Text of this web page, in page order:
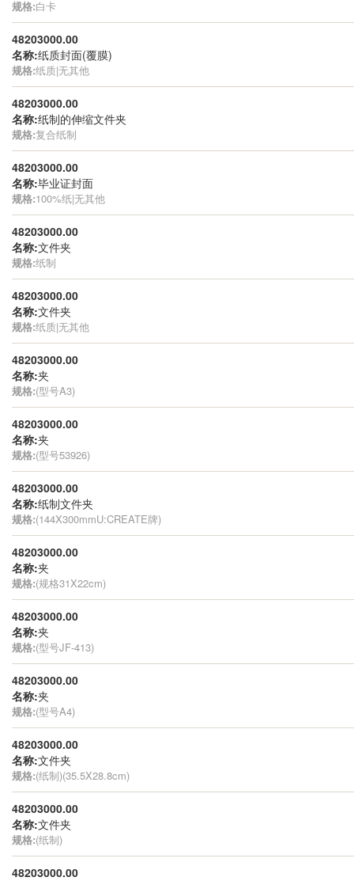
规格:白卡
48203000.00
名称:纸质封面(覆膜)
规格:纸质|无其他
48203000.00
名称:纸制的伸缩文件夹
规格:复合纸制
48203000.00
名称:毕业证封面
规格:100%纸|无其他
48203000.00
名称:文件夹
规格:纸制
48203000.00
名称:文件夹
规格:纸质|无其他
48203000.00
名称:夹
规格:(型号A3)
48203000.00
名称:夹
规格:(型号53926)
48203000.00
名称:纸制文件夹
规格:(144X300mmU:CREATE牌)
48203000.00
名称:夹
规格:(规格31X22cm)
48203000.00
名称:夹
规格:(型号JF-413)
48203000.00
名称:夹
规格:(型号A4)
48203000.00
名称:文件夹
规格:(纸制)(35.5X28.8cm)
48203000.00
名称:文件夹
规格:(纸制)
48203000.00